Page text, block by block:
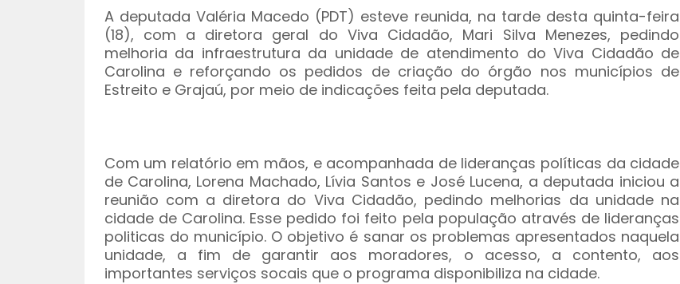
A deputada Valéria Macedo (PDT) esteve reunida, na tarde desta quinta-feira
(18), com a diretora geral do Viva Cidadão, Mari Silva Menezes, pedindo
melhoria da infraestrutura da unidade de atendimento do Viva Cidadão de
Carolina e reforçando os pedidos de criação do órgão nos municípios de
Estreito e Grajaú, por meio de indicações feita pela deputada.
Com um relatório em mãos, e acompanhada de lideranças políticas da cidade
de Carolina, Lorena Machado, Lívia Santos e José Lucena, a deputada iniciou a
reunião com a diretora do Viva Cidadão, pedindo melhorias da unidade na
cidade de Carolina. Esse pedido foi feito pela população através de lideranças
politicas do município. O objetivo é sanar os problemas apresentados naquela
unidade, a fim de garantir aos moradores, o acesso, a contento, aos
importantes serviços socais que o programa disponibiliza na cidade.